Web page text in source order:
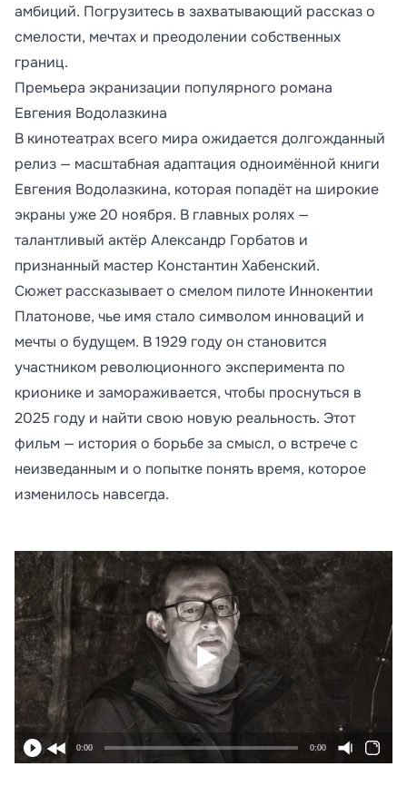
амбиций. Погрузитесь в захватывающий рассказ о
смелости, мечтах и преодолении собственных
границ.
Премьера экранизации популярного романа
Евгения Водолазкина
В кинотеатрах всего мира ожидается долгожданный
релиз — масштабная адаптация одноимённой книги
Евгения Водолазкина, которая попадёт на широкие
экраны уже 20 ноября. В главных ролях —
талантливый актёр Александр Горбатов и
признанный мастер Константин Хабенский.
Сюжет рассказывает о смелом пилоте Иннокентии
Платонове, чье имя стало символом инноваций и
мечты о будущем. В 1929 году он становится
участником революционного эксперимента по
крионике и замораживается, чтобы проснуться в
2025 году и найти свою новую реальность. Этот
фильм — история о борьбе за смысл, о встрече с
неизведанным и о попытке понять время, которое
изменилось навсегда.
0:00 0:00